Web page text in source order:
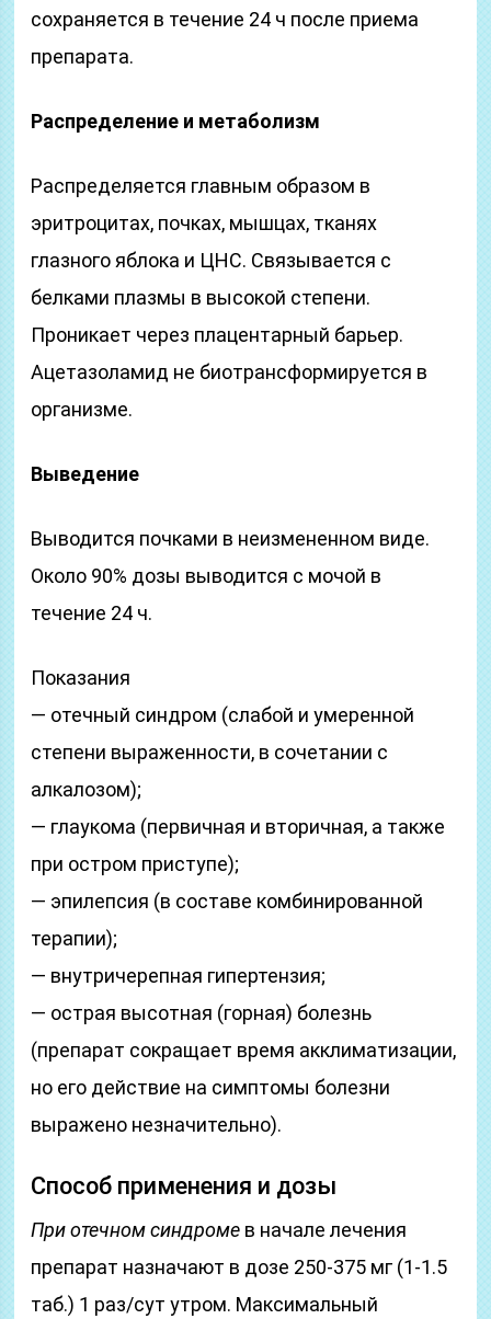
сохраняется в течение 24 ч после приема
препарата.
Распределение и метаболизм
Распределяется главным образом в
эритроцитах, почках, мышцах, тканях
глазного яблока и ЦНС. Связывается с
белками плазмы в высокой степени.
Проникает через плацентарный барьер.
Ацетазоламид не биотрансформируется в
организме.
Выведение
Выводится почками в неизмененном виде.
Около 90% дозы выводится с мочой в
течение 24 ч.
Показания
— отечный синдром (слабой и умеренной
степени выраженности, в сочетании с
алкалозом);
— глаукома (первичная и вторичная, а также
при остром приступе);
— эпилепсия (в составе комбинированной
терапии);
— внутричерепная гипертензия;
— острая высотная (горная) болезнь
(препарат сокращает время акклиматизации,
но его действие на симптомы болезни
выражено незначительно).
Способ применения и дозы
При отечном синдроме в начале лечения
препарат назначают в дозе 250-375 мг (1-1.5
таб.) 1 раз/сут утром. Максимальный